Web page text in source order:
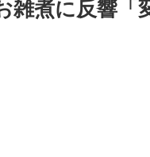
雑煮に反響